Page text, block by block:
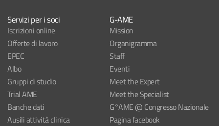
Servizi per i soci
Iscrizioni online
Offerte di lavoro
EPEC
Albo
Gruppi di studio
Trial AME
Banche dati
Ausili attività clinica
G-AME
Mission
Organigramma
Staff
Eventi
Meet the Expert
Meet the Specialist
G°AME @ Congresso Nazionale
Pagina facebook